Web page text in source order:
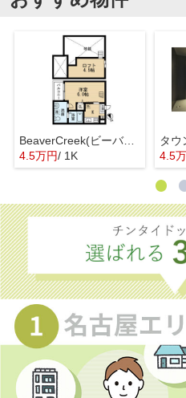
BeaverCreek(ビーバークリーク)
4.5万円/ 1K
タウ
4.5